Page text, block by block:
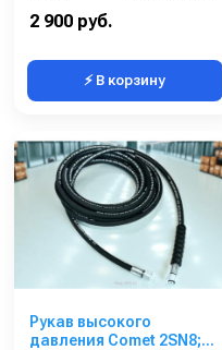
2 900 руб.
⚡ В корзину
Рукав высокого
давления Comet 2SN8;